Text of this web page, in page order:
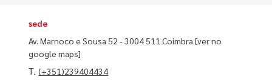
sede
Av. Marnoco e Sousa 52 - 3004 511 Coimbra[ver no
google maps]
T.(+351)239404434